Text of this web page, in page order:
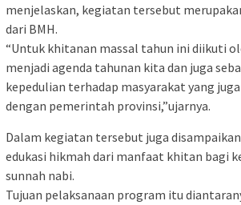
menjelaskan, kegiatan tersebut
dari BMH.
“Untuk khitanan massal tahun ini diikuti
menjadi agenda tahunan kita dan juga
kepedulian terhadap masyarakat yang
dengan pemerintah provinsi,”ujarnya.
Dalam kegiatan tersebut juga
edukasi hikmah dari manfaat khitan bagi
sunnah nabi.
Tujuan pelaksanaan program itu